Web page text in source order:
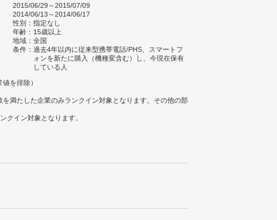
2015/06/29～2015/07/09
2014/06/13～2014/06/17
性別：指定なし
年齢：15歳以上
地域：全国
条件：過去4年以内に従来型携帯電話/PHS、スマートフ
ォンを新たに購入（機種変含む）し、今現在保有
している人
を排除）
満たした企業のみランクイン対象となります。その他の部
クイン対象となります。